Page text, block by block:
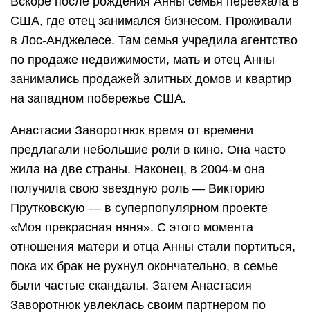
США, где отец занимался бизнесом. Проживали
в Лос-Анджелесе. Там семья учредила агентство
по продаже недвижимости, мать и отец Анны
занимались продажей элитных домов и квартир
на западном побережье США.
Анастасии Заворотнюк время от времени
предлагали небольшие роли в кино. Она часто
жила на две страны. Наконец, в 2004-м она
получила свою звездную роль — Викторию
Прутковскую — в суперпопулярном проекте
«Моя прекрасная няня». С этого момента
отношения матери и отца Анны стали портиться,
пока их брак не рухнул окончательно, в семье
были частые скандалы. Затем Анастасия
Заворотнюк увлеклась своим партнером по